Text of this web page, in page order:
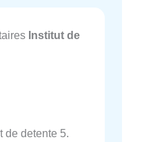
Institut de
de detente 5.